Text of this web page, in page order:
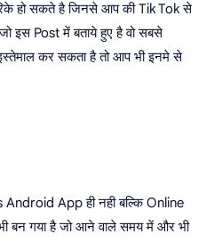
हो सकते है जिनसे आप की Tik Tok से
इस Post में बताये हुए है वो सबसे
कर सकता है तो आप भी इनमे से
App ही नही बल्कि Online
बन गया है जो आने वाले समय में और भी